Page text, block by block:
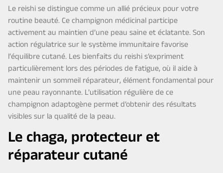
Le reishi se distingue comme un allié précieux pour votre
routine beauté. Ce champignon médicinal participe
activement au maintien d’une peau saine et éclatante. Son
action régulatrice sur le système immunitaire favorise
l’équilibre cutané. Les bienfaits du reishi s’expriment
particulièrement lors des périodes de fatigue, où il aide à
maintenir un sommeil réparateur, élément fondamental pour
une peau rayonnante. L’utilisation régulière de ce
champignon adaptogène permet d’obtenir des résultats
visibles sur la qualité de la peau.
Le chaga, protecteur et
réparateur cutané